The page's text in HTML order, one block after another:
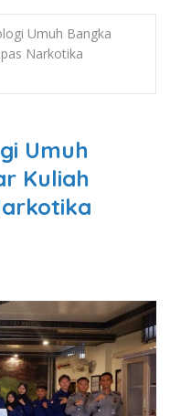
Umuh Bangka
Narkotika
Umuh
Kuliah